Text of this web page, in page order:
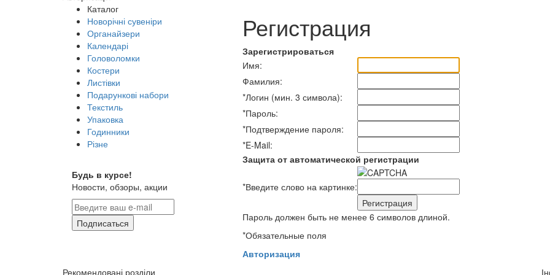
Каталог
Новорічні сувеніри
Органайзери
Календарі
Головоломки
Костери
Листівки
Подарункові набори
Текстиль
Упаковка
Годинники
Різне
Будь в курсе!
Новости, обзоры, акции
Подписаться
Регистрация
Зарегистрироваться
Имя:
Фамилия:
*Логин (мин. 3 символа):
*Пароль:
*Подтверждение пароля:
*E-Mail:
Защита от автоматической регистрации
*Введите слово на картинке:
Пароль должен быть не менее 6 символов длиной.
*Обязательные поля
Авторизация
Рекомендовані розділи